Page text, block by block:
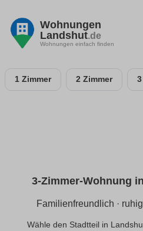
Wohnungen
Landshut.de
Wohnungen einfach finden
1 Zimmer 2 Zimmer
3-Zimmer-Wohnung
Familienfreundlich ·
Wähle den Stadtteil in